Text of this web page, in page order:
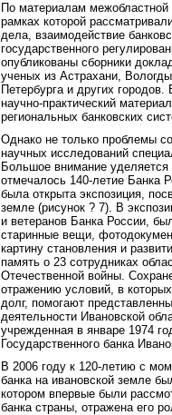
По материалам межобластной
рамках которой
дела, взаимодействие
государственного
опубликованы сборники
ученых из Астрахани,
Петербурга и других
научно-практический
региональных банковских
Однако не только проблемы
научных исследований
Большое внимание уделяется
отмечалось 140-летие Банка
была открыта экспозиция,
земле (рисунок ? 7). В
и ветеранов Банка России,
старинные вещи,
картину становления и
память о 23 сотрудниках
Отечественной войны.
отражению условий, в
долг, помогают
деятельности Ивановской
учрежденная в январе 1974
Государственного банка
В 2006 году к 120-летию с
банка на ивановской земле
котором впервые были
банка страны, отражена его